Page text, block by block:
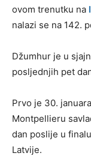
ovom trenutku na
nalazi se na 142.
Džumhur je u
posljednjih pet
Prvo je 30.
Montpellieru
dan poslije u
Latvije.